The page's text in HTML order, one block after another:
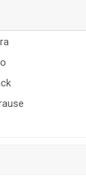
pribor
blokovi